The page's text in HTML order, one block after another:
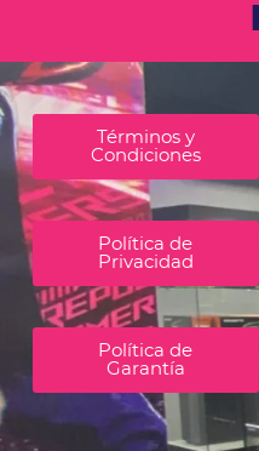
Términos y
Condiciones
Política de
Privacidad
Política de
Garantía